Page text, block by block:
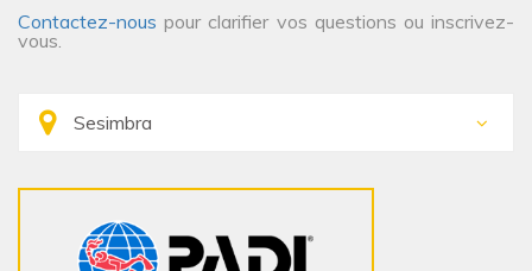
Contactez-nous pour clarifier vos questions ou inscrivez-
vous.